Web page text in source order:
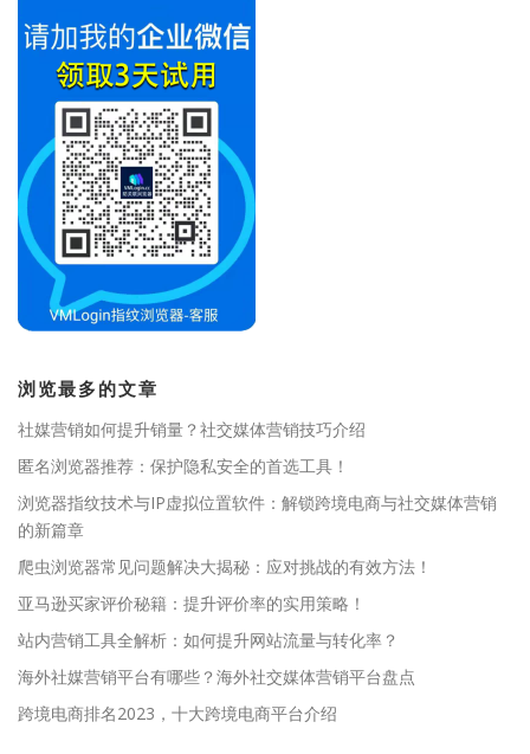
浏览最多的文章
社媒营销如何提升销量？社交媒体营销技巧介绍
匿名浏览器推荐：保护隐私安全的首选工具！
浏览器指纹技术与IP虚拟位置软件：解锁跨境电商与社交媒体营销
的新篇章
爬虫浏览器常见问题解决大揭秘：应对挑战的有效方法！
亚马逊买家评价秘籍：提升评价率的实用策略！
站内营销工具全解析：如何提升网站流量与转化率？
海外社媒营销平台有哪些？海外社交媒体营销平台盘点
跨境电商排名2023，十大跨境电商平台介绍